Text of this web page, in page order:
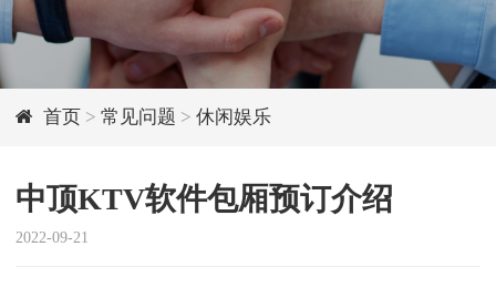
首页 > 常见问题 > 休闲娱乐
中顶KTV软件包厢预订介绍
2022-09-21